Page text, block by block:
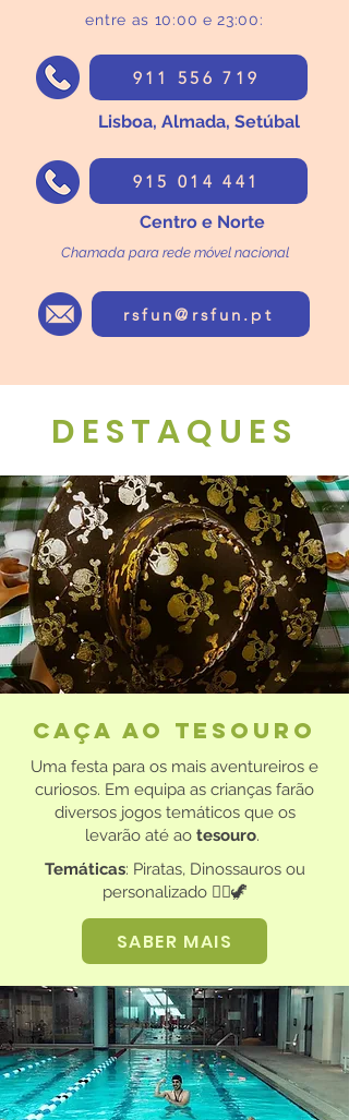
entre as 10:00 e 23:00:
911 556 719
Lisboa, Almada, Setúbal
915 014 441
Centro e Norte
Chamada para rede móvel nacional
rsfun@rsfun.pt
DESTAQUES
CAÇA AO TESOURO
Uma festa para os mais aventureiros e
curiosos. Em equipa as crianças farão
diversos jogos temáticos que os
levarão até ao tesouro.
Temáticas: Piratas, Dinossauros ou
personalizado 🏴‍☠️🦖
SABER MAIS